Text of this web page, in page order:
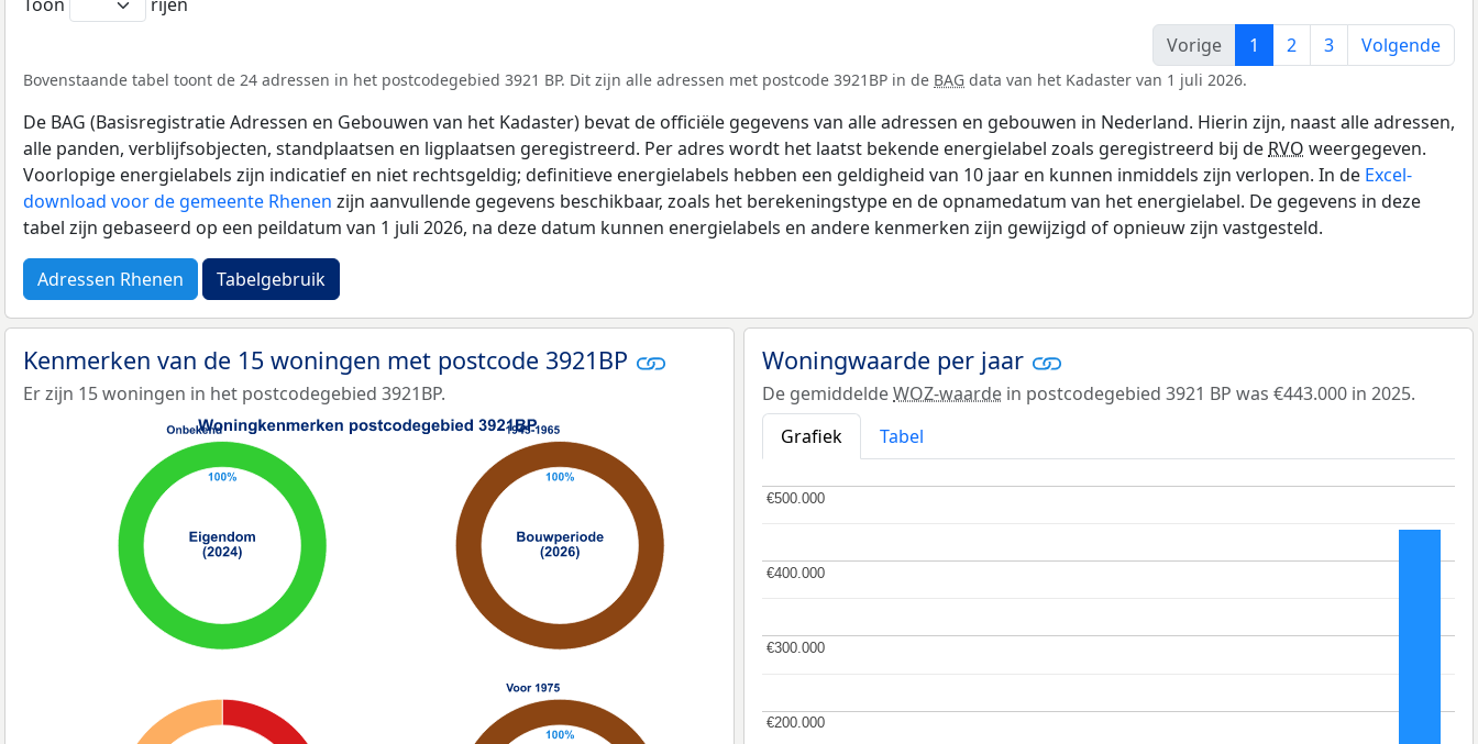
Vorige
1 2 3 Volgende
Bovenstaande tabel toont de 24 adressen in het postcodegebied 3921 BP. Dit zijn alle adressen met postcode 3921BP in de BAG data van het Kadaster van 1 juli 2026.
De BAG (Basisregistratie Adressen en Gebouwen van het Kadaster) bevat de officiële gegevens van alle adressen en gebouwen in Nederland. Hierin zijn, naast alle adressen,
alle panden, verblijfsobjecten, standplaatsen en ligplaatsen geregistreerd. Per adres wordt het laatst bekende energielabel zoals geregistreerd bij de RVO weergegeven.
Voorlopige energielabels zijn indicatief en niet rechtsgeldig; definitieve energielabels hebben een geldigheid van 10 jaar en kunnen inmiddels zijn verlopen. In de Excel-
download voor de gemeente Rhenen zijn aanvullende gegevens beschikbaar, zoals het berekeningstype en de opnamedatum van het energielabel. De gegevens in deze
tabel zijn gebaseerd op een peildatum van 1 juli 2026, na deze datum kunnen energielabels en andere kenmerken zijn gewijzigd of opnieuw zijn vastgesteld.
Adressen Rhenen Tabelgebruik
Kenmerken van de 15 woningen met postcode 3921BP
Er zijn 15 woningen in het postcodegebied 3921BP.
Woningwaarde per jaar
De gemiddeldeWOZ-waarde in postcodegebied 3921 BP was €443.000 in 2025.
Grafiek
Tabel
€200.000
€200.000
€300.000
€300.000
€400.000
€400.000
€500.000
€500.000